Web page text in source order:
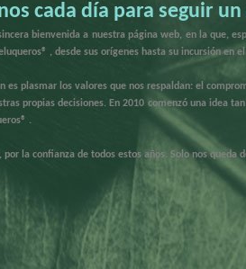
cada día para seguir
bienvenida a nuestra página web, en la que,
, desde sus orígenes hasta su incursión en
es plasmar los valores que nos respaldan: el
propias decisiones. En 2010 comenzó una idea
.
la confianza de todos estos años. Solo nos queda